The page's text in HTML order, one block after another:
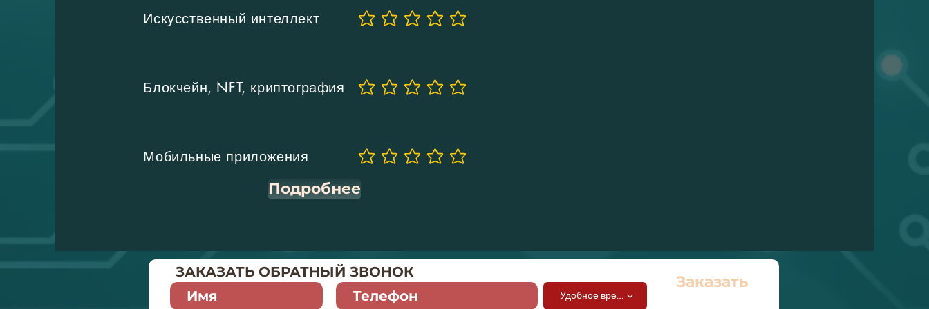
Искусственный интеллект Еще нет оценок
Блокчейн, NFT, криптография Еще нет оценок
Мобильные приложения Еще нет оценок
Подробнее
ЗАКАЗАТЬ ОБРАТНЫЙ ЗВОНОК
Удобное время
Заказать